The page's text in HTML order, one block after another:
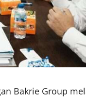
Bakrie Group